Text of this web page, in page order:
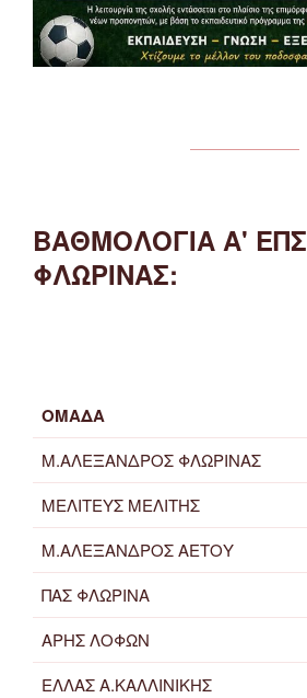
ΒΑΘΜΟΛΟΓΙΑ Α' ΕΠΣ
ΦΛΩΡΙΝΑΣ:
ΟΜΑΔΑ
Μ.ΑΛΕΞΑΝΔΡΟΣ ΦΛΩΡΙΝΑΣ
ΜΕΛΙΤΕΥΣ ΜΕΛΙΤΗΣ
Μ.ΑΛΕΞΑΝΔΡΟΣ ΑΕΤΟΥ
ΠΑΣ ΦΛΩΡΙΝΑ
ΑΡΗΣ ΛΟΦΩΝ
ΕΛΛΑΣ Α.ΚΑΛΛΙΝΙΚΗΣ